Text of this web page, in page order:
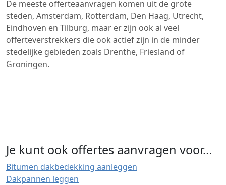
De meeste offerteaanvragen komen uit de grote
steden, Amsterdam, Rotterdam, Den Haag, Utrecht,
Eindhoven en Tilburg, maar er zijn ook al veel
offerteverstrekkers die ook actief zijn in de minder
stedelijke gebieden zoals Drenthe, Friesland of
Groningen.
Je kunt ook offertes aanvragen voor…
Bitumen dakbedekking aanleggen
Dakpannen leggen